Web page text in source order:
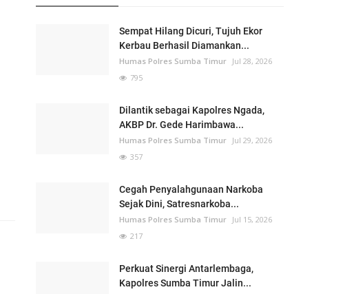
Sempat Hilang Dicuri, Tujuh Ekor
Kerbau Berhasil Diamankan...
Humas Polres Sumba Timur Jul 28, 2026
795
Dilantik sebagai Kapolres Ngada,
AKBP Dr. Gede Harimbawa...
Humas Polres Sumba Timur Jul 29, 2026
357
Cegah Penyalahgunaan Narkoba
Sejak Dini, Satresnarkoba...
Humas Polres Sumba Timur Jul 15, 2026
217
Perkuat Sinergi Antarlembaga,
Kapolres Sumba Timur Jalin...